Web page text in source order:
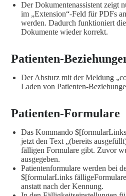
Der Dokumentenassistent zeigt
im „Extension“-Feld für PDFs
werden. Dadurch funktioniert
Dokumente wieder korrekt.
Patienten-
Der Absturz mit der Meldung
Laden von Patienten-
Patienten-Formulare
Das Kommando
jetzt den Text „(bereits
fälligen Formulare gibt. Zuvor
ausgegeben.
Patientenformulare werden bei
$[formularLinks
anstatt nach der Kennung.